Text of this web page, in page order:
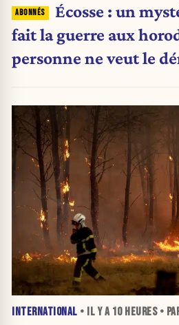
Écosse : un
fait la guerre aux
personne ne veut le
INTERNATIONAL • IL Y A 10 HEURES•